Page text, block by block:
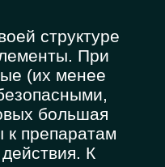
структуре
При
(их менее
большая
к препаратам
К